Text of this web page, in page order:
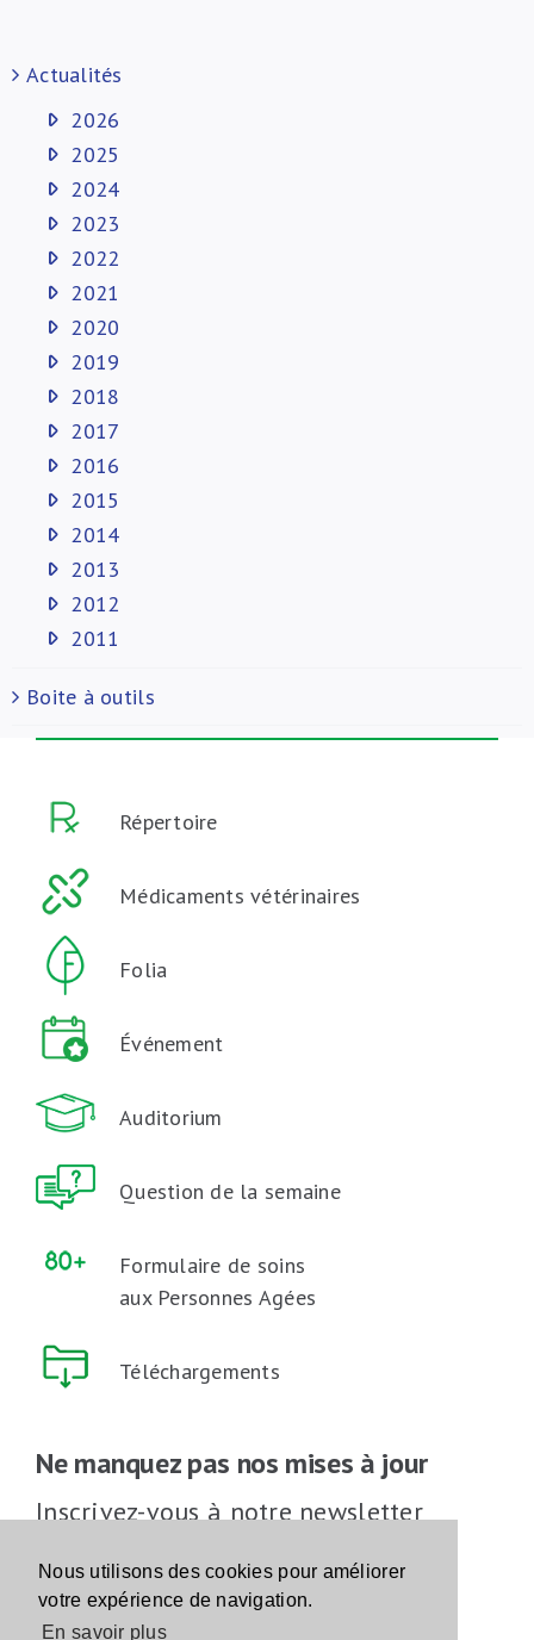
Nous utilisons des cookies pour améliorer
votre expérience de navigation.
En savoir plus
Actualités
2026
2025
2024
2023
2022
2021
2020
2019
2018
2017
2016
2015
2014
2013
2012
2011
Boite à outils
Répertoire
Médicaments vétérinaires
Folia
Événement
Auditorium
Question de la semaine
Formulaire de soins
aux Personnes Agées
Téléchargements
Ne manquez pas nos mises à jour
Inscrivez-vous à notre newsletter
Inscrivez-vous